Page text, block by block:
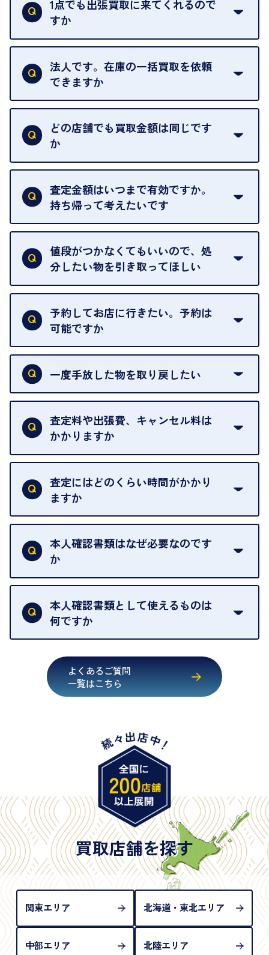
ただくことがあります。
1点でも出張買取に来てくれるので
すか
はい。1点でもお伺いします。
法人です。在庫の一括買取を依頼
できますか
はい。喜んで承ります。出張買取をご利用くださ
い。
ご指定の場所にお伺いします。
どの店舗でも買取金額は同じです
か
はい。全店舗一律です。
ただし、中古市場は日々変動するため、査定した日
によって査定額が変わることはございます。
査定金額はいつまで有効ですか。
持ち帰って考えたいです
査定額は当日限り有効です。
中古市場が日々変動するため、翌日には査定額が変
わることがございます。
値段がつかなくてもいいので、処
分したい物を引き取ってほしい
再販不可能な物は、場合によってはお断りすること
がございます。ご了承ください。
予約してお店に行きたい。予約は
可能ですか
申し訳ありませんが、現在はご来店の予約は承って
おりません。
を整えておりますので、お好きな時にお越しくださ
い。
お急ぎの場合はスタッフに一言お声がけください。
可能な限り、迅速に対応させていただきます。
一度手放した物を取り戻したい
当店は質店ではありませんので、買い取ったお品物
は基本的に販売へと回されます。買い戻しはできま
せんので、ご了承ください。
グオフが可能です。
契約破棄という形で、お品物をお戻しすることがで
きます。
売却当日を含む8日間のうちに、お気軽にお申し出
出張買取のお品物は、8日間保管しております。
査定料や出張費、キャンセル料は
かかりますか
一切いただいておりません。査定金額にご納得いた
だけない場合は、その場でお断りいただいても問題
ございません。お気軽にご相談ください。
査定にはどのくらい時間がかかり
ますか
お品物の内容や点数によって異なりますが、店頭買
取の場合は1点あたり数分程度が目安です。大量の
お品物の場合は、お時間をいただくことがございま
本人確認書類はなぜ必要なのです
か
買取店は古物営業法により、お客様のご本人確認を
行うことが義務付けられています。安心してお取引
いただくためにも、ご協力をお願いいたします。
本人確認書類として使えるものは
何ですか
・健康保険証確認書
・マイナンバーカード
・在留カード
・旧パスポート
※原則として「公的機関が発行し、氏名、住所、生
年月日が記載されているもの
※日本国政府発行のもの
※2020年2月4日以降に申請された新型パスポートに
は「所持人記入欄（住所記載欄）」が存在しないた
め、単体では古物営業法上の本人確認書類として認
められない（住所確認ができないため）。補助書類
が必要となります
よくあるご質問
一覧はこちら
買取店舗を探す
関東エリア 北海道・東北エリア
中部エリア 北陸エリア